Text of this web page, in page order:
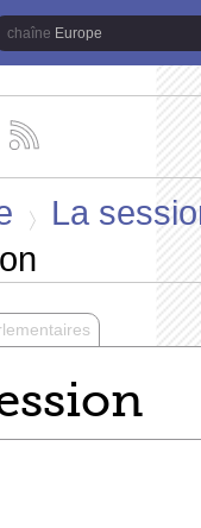
Europe
les
de
la
Europe
La